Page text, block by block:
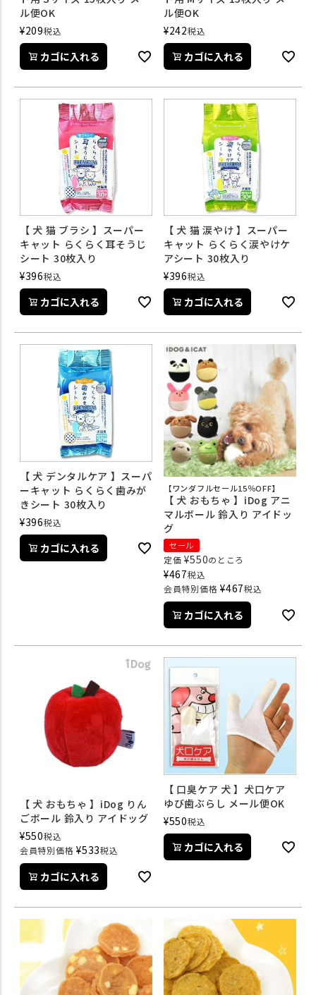
ル便OK
¥209税込
カゴに入れる
ル便OK
¥242税込
カゴに入れる
【 犬 猫 ブラシ 】スーパー
キャット らくらく耳そうじ
シート 30枚入り
¥396税込
カゴに入れる
【 犬 猫 涙やけ 】スーパー
キャット らくらく涙やけケ
アシート 30枚入り
¥396税込
カゴに入れる
【 犬 デンタルケア 】スーパ
ーキャット らくらく歯みが
きシート 30枚入り
¥396税込
カゴに入れる
【ワンダフルセール15％OFF】
【 犬 おもちゃ 】iDog アニ
マルボール 鈴入り アイドッ
グ
セール
定価 ¥550のところ
¥467税込
会員特別価格 ¥467税込
カゴに入れる
【 犬 おもちゃ 】iDog りん
ごボール 鈴入り アイドッグ
¥550税込
会員特別価格 ¥533税込
カゴに入れる
【 口臭ケア 犬 】犬口ケア
ゆび歯ぶらし メール便OK
¥550税込
カゴに入れる